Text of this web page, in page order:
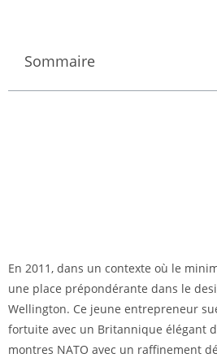
Sommaire
En 2011, dans un contexte où le
une place prépondérante dans le
Wellington. Ce jeune entrepreneur
fortuite avec un Britannique élégant
montres NATO avec un raffinement